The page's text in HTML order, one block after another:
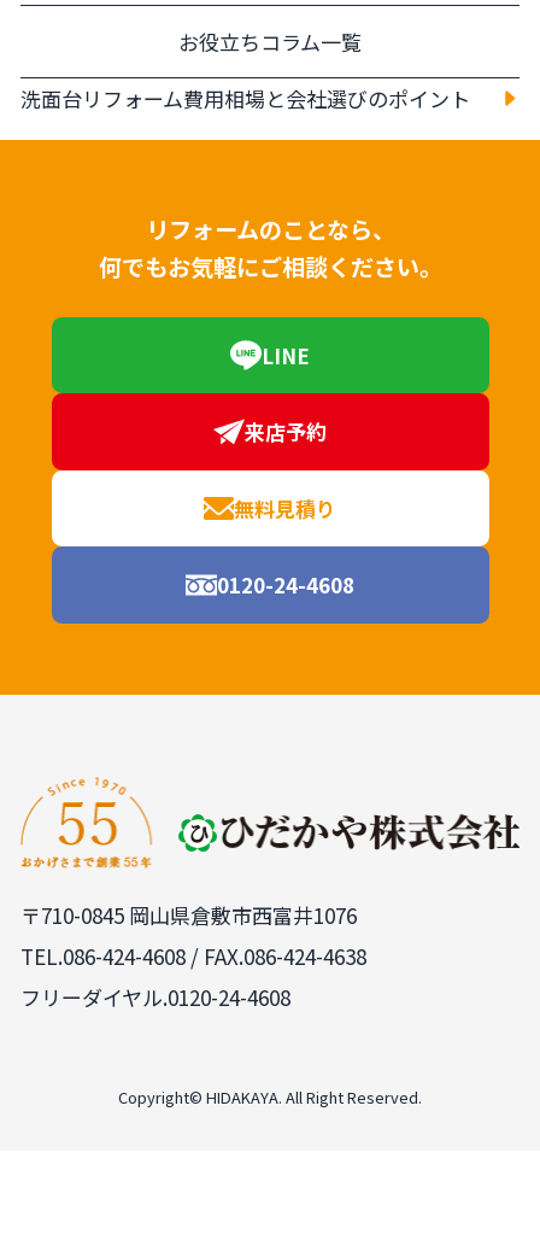
お役立ちコラム一覧
洗面台リフォーム費用相場と会社選びのポイント
リフォームのことなら、
何でもお気軽にご相談ください。
LINE
来店予約
無料見積り
0120-24-4608
〒710-0845 岡山県倉敷市西富井1076
TEL.086-424-4608 / FAX.086-424-4638
フリーダイヤル.0120-24-4608
Copyright© HIDAKAYA. All Right Reserved.